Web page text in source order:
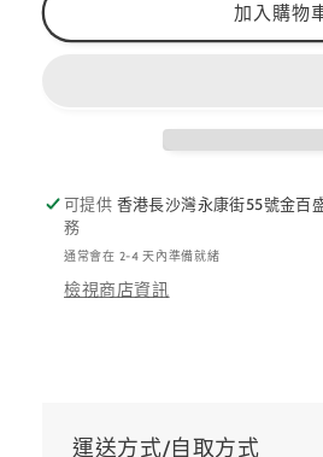
完
減
少
完
增
加入購物
可提供 香港長沙灣永康街55號金百
務
通常會在 2-4 天內準備就緒
檢視商店資訊
運送方式/自取方式